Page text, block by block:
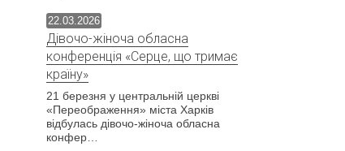
22.03.2026
Дівочо-жіноча обласна
конференція «Серце, що тримає
країну»
21 березня у центральній церкві
«Переображення» міста Харків
відбулась дівочо-жіноча обласна
конфер…